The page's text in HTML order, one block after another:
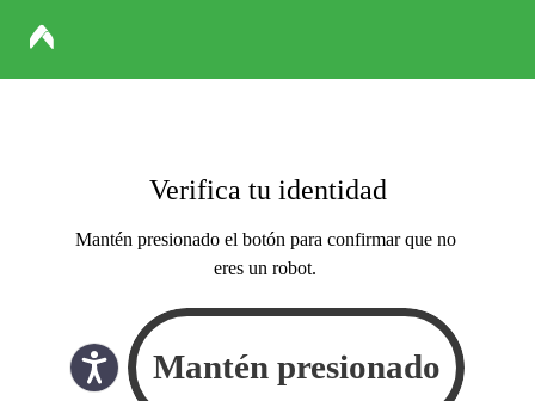
Verifica tu identidad
Mantén presionado el botón para confirmar que no
eres un robot.